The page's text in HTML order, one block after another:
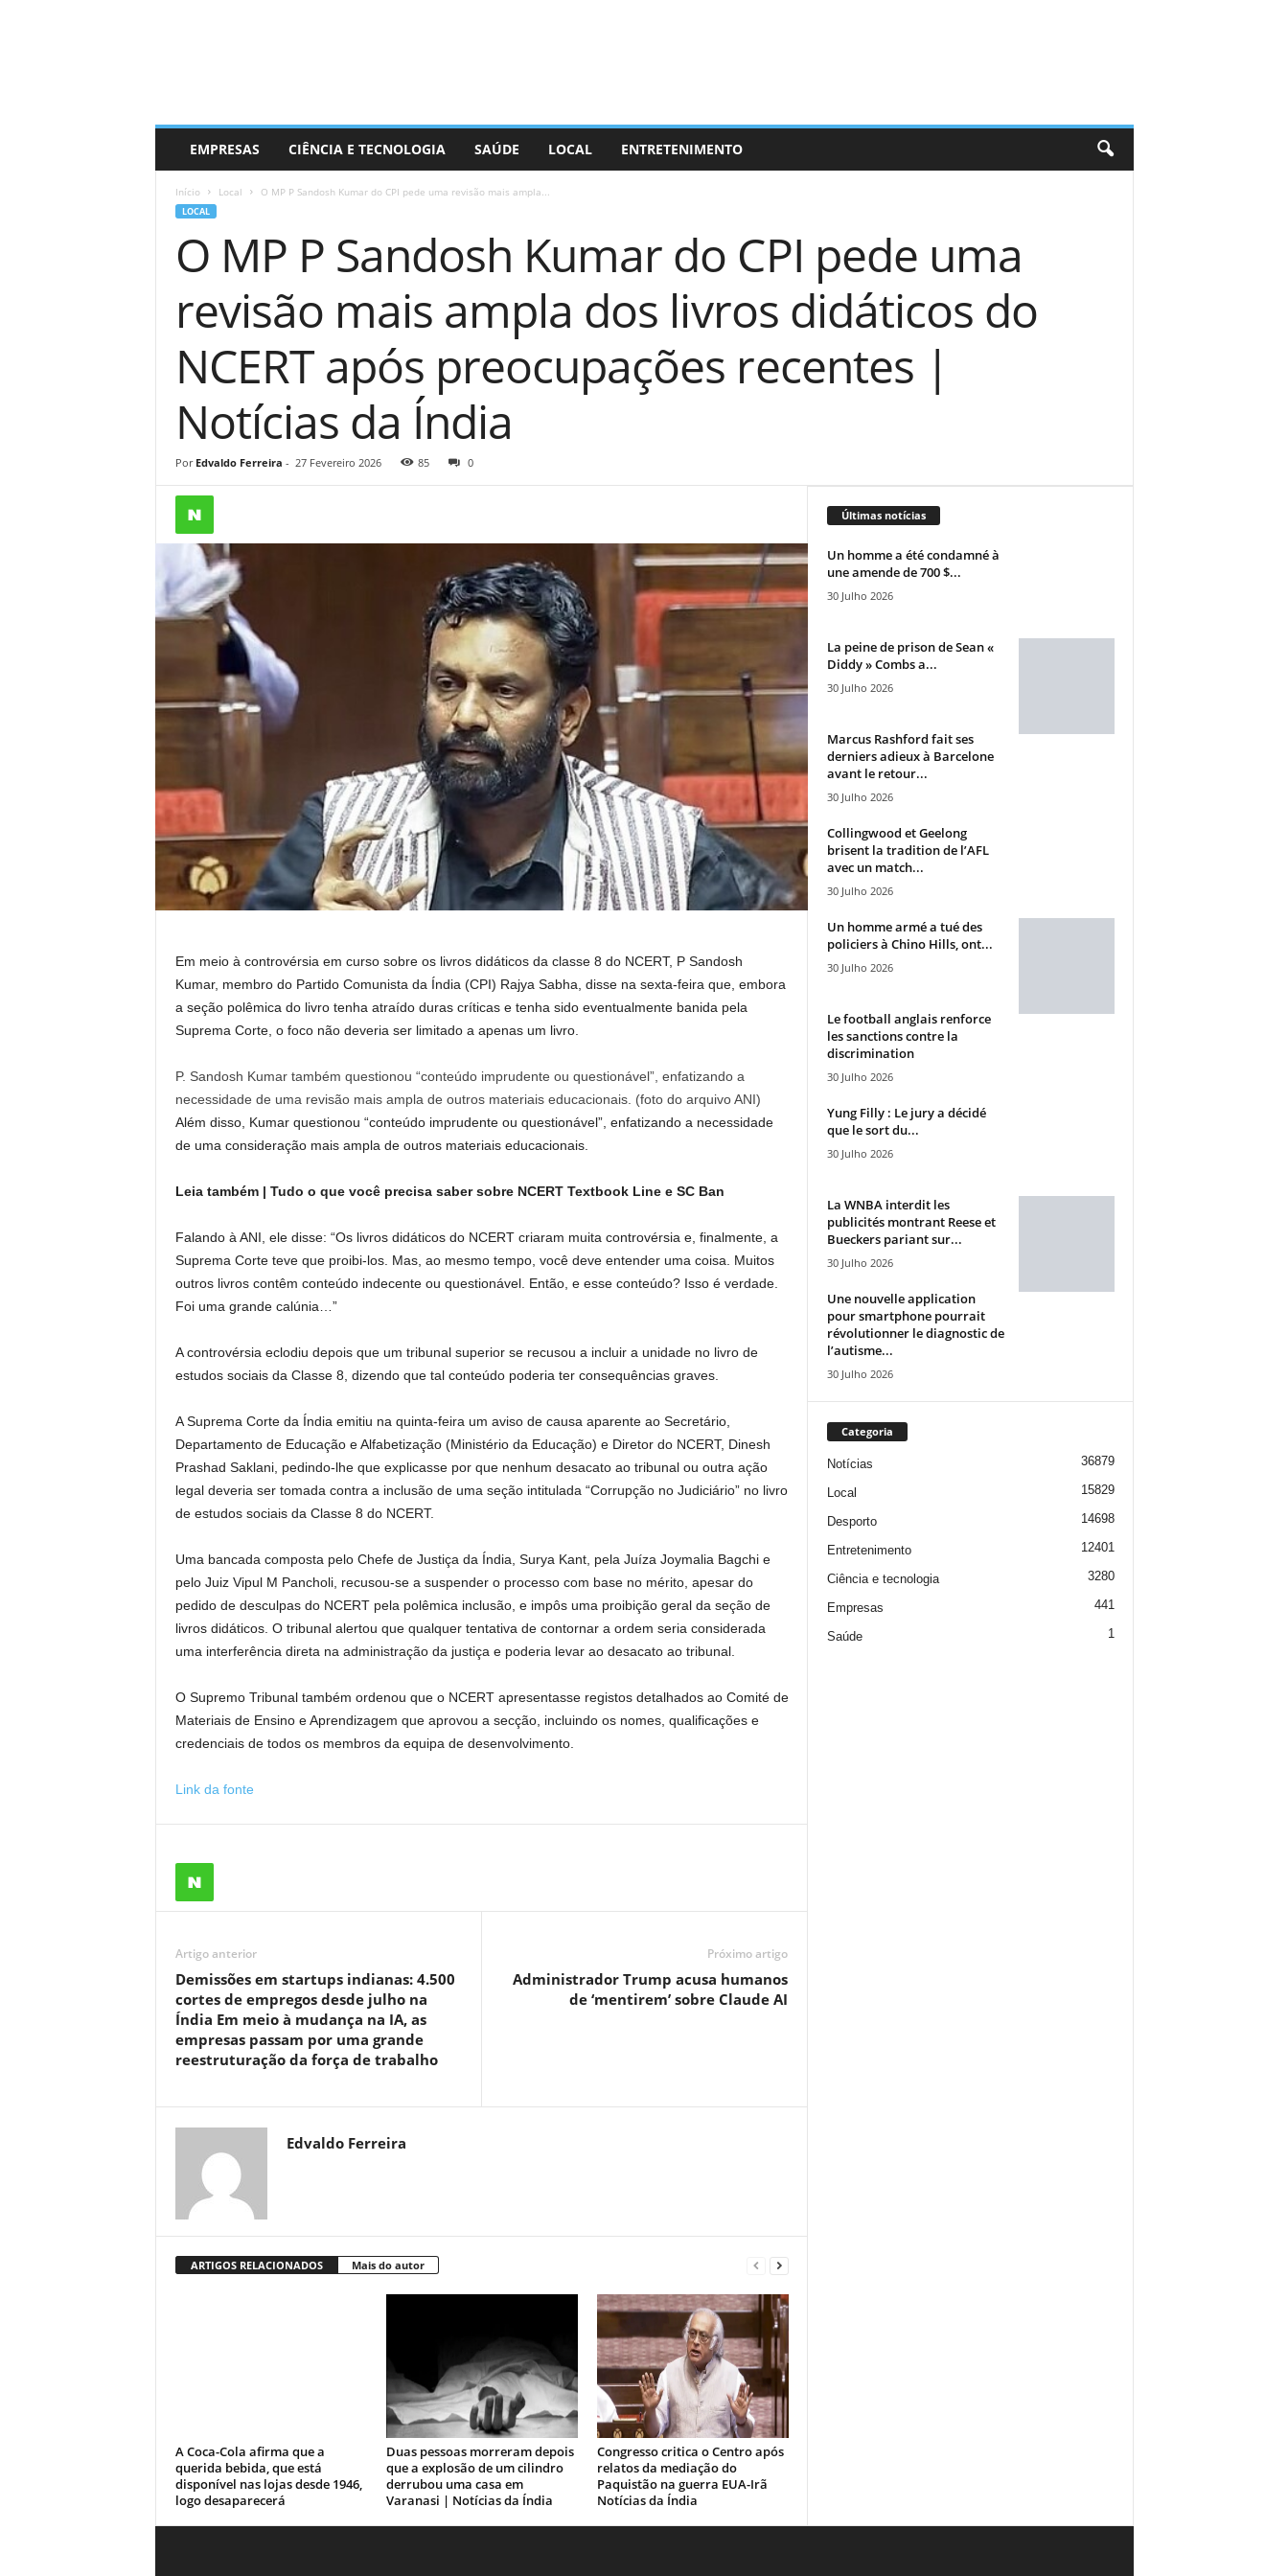
EMPRESAS CIÊNCIA E TECNOLOGIA SAÚDE LOCAL ENTRETENIMENTO
Início Local O MP P Sandosh Kumar do CPI pede uma revisão mais ampla...
LOCAL
O MP P Sandosh Kumar do CPI pede uma
revisão mais ampla dos livros didáticos do
NCERT após preocupações recentes |
Notícias da Índia
Por Edvaldo Ferreira - 27 Fevereiro 2026 85 0
Em meio à controvérsia em curso sobre os livros didáticos da classe 8 do NCERT, P Sandosh
Kumar, membro do Partido Comunista da Índia (CPI) Rajya Sabha, disse na sexta-feira que, embora
a seção polêmica do livro tenha atraído duras críticas e tenha sido eventualmente banida pela
Suprema Corte, o foco não deveria ser limitado a apenas um livro.
P. Sandosh Kumar também questionou “conteúdo imprudente ou questionável”, enfatizando a
necessidade de uma revisão mais ampla de outros materiais educacionais. (foto do arquivo ANI)
Além disso, Kumar questionou “conteúdo imprudente ou questionável”, enfatizando a necessidade
de uma consideração mais ampla de outros materiais educacionais.
Leia também | Tudo o que você precisa saber sobre NCERT Textbook Line e SC Ban
Falando à ANI, ele disse: “Os livros didáticos do NCERT criaram muita controvérsia e, finalmente, a
Suprema Corte teve que proibi-los. Mas, ao mesmo tempo, você deve entender uma coisa. Muitos
outros livros contêm conteúdo indecente ou questionável. Então, e esse conteúdo? Isso é verdade.
Foi uma grande calúnia…”
A controvérsia eclodiu depois que um tribunal superior se recusou a incluir a unidade no livro de
estudos sociais da Classe 8, dizendo que tal conteúdo poderia ter consequências graves.
A Suprema Corte da Índia emitiu na quinta-feira um aviso de causa aparente ao Secretário,
Departamento de Educação e Alfabetização (Ministério da Educação) e Diretor do NCERT, Dinesh
Prashad Saklani, pedindo-lhe que explicasse por que nenhum desacato ao tribunal ou outra ação
legal deveria ser tomada contra a inclusão de uma seção intitulada “Corrupção no Judiciário” no livro
de estudos sociais da Classe 8 do NCERT.
Uma bancada composta pelo Chefe de Justiça da Índia, Surya Kant, pela Juíza Joymalia Bagchi e
pelo Juiz Vipul M Pancholi, recusou-se a suspender o processo com base no mérito, apesar do
pedido de desculpas do NCERT pela polêmica inclusão, e impôs uma proibição geral da seção de
livros didáticos. O tribunal alertou que qualquer tentativa de contornar a ordem seria considerada
uma interferência direta na administração da justiça e poderia levar ao desacato ao tribunal.
O Supremo Tribunal também ordenou que o NCERT apresentasse registos detalhados ao Comité de
Materiais de Ensino e Aprendizagem que aprovou a secção, incluindo os nomes, qualificações e
credenciais de todos os membros da equipa de desenvolvimento.
Link da fonte
Artigo anterior
Demissões em startups indianas: 4.500
cortes de empregos desde julho na
Índia Em meio à mudança na IA, as
empresas passam por uma grande
reestruturação da força de trabalho
Próximo artigo
Administrador Trump acusa humanos
de ‘mentirem’ sobre Claude AI
Edvaldo Ferreira
ARTIGOS RELACIONADOS Mais do autor
A Coca-Cola afirma que a
querida bebida, que está
disponível nas lojas desde 1946,
logo desaparecerá
Duas pessoas morreram depois
que a explosão de um cilindro
derrubou uma casa em
Varanasi | Notícias da Índia
Congresso critica o Centro após
relatos da mediação do
Paquistão na guerra EUA-Irã
Notícias da Índia
Últimas notícias
Un homme a été condamné à
une amende de 700 $...
30 Julho 2026
La peine de prison de Sean «
Diddy » Combs a...
30 Julho 2026
Marcus Rashford fait ses
derniers adieux à Barcelone
avant le retour...
30 Julho 2026
Collingwood et Geelong
brisent la tradition de l’AFL
avec un match...
30 Julho 2026
Un homme armé a tué des
policiers à Chino Hills, ont...
30 Julho 2026
Le football anglais renforce
les sanctions contre la
discrimination
30 Julho 2026
Yung Filly : Le jury a décidé
que le sort du...
30 Julho 2026
La WNBA interdit les
publicités montrant Reese et
Bueckers pariant sur...
30 Julho 2026
Une nouvelle application
pour smartphone pourrait
révolutionner le diagnostic de
l’autisme...
30 Julho 2026
Categoria
Notícias 36879
Local 15829
Desporto 14698
Entretenimento 12401
Ciência e tecnologia 3280
Empresas 441
Saúde 1